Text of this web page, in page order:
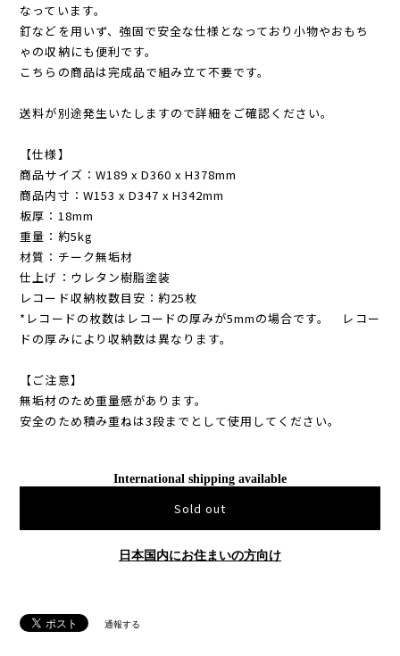
なっています。
釘などを用いず、強固で安全な仕様となっており小物やおもち
ゃの収納にも便利です。
こちらの商品は完成品で組み立て不要です。
送料が別途発生いたしますので詳細をご確認ください。
【仕様】
商品サイズ：W189 x D360 x H378mm
商品内寸：W153 x D347 x H342mm
板厚：18mm
重量：約5kg
材質：チーク無垢材
仕上げ：ウレタン樹脂塗装
レコード収納枚数目安：約25枚
*レコードの枚数はレコードの厚みが5mmの場合です。 レコー
ドの厚みにより収納数は異なります。
【ご注意】
無垢材のため重量感があります。
安全のため積み重ねは3段までとして使用してください。
International shipping available
Sold out
日本国内にお住まいの方向け
通報する